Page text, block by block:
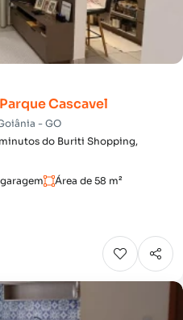
Cascavel
- GO
do Buriti Shopping,
Área de 58 m²